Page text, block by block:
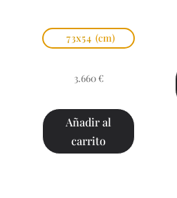
73x54 (cm)
3.660 €
Añadir al
carrito